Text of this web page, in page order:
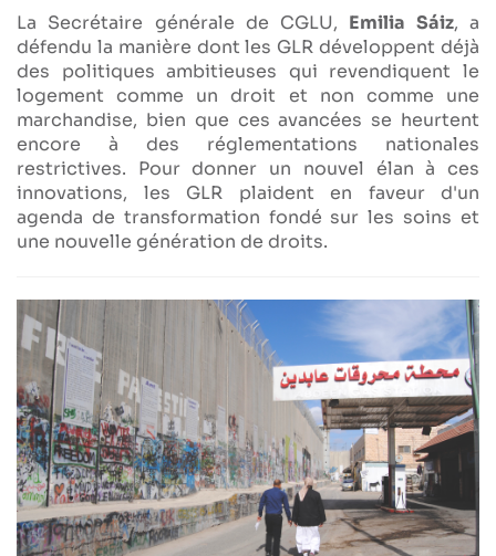
La Secrétaire générale de CGLU, Emilia Sáiz, a
défendu la manière dont les GLR développent déjà
des politiques ambitieuses qui revendiquent le
logement comme un droit et non comme une
marchandise, bien que ces avancées se heurtent
encore à des réglementations nationales
restrictives. Pour donner un nouvel élan à ces
innovations, les GLR plaident en faveur d'un
agenda de transformation fondé sur les soins et
une nouvelle génération de droits.